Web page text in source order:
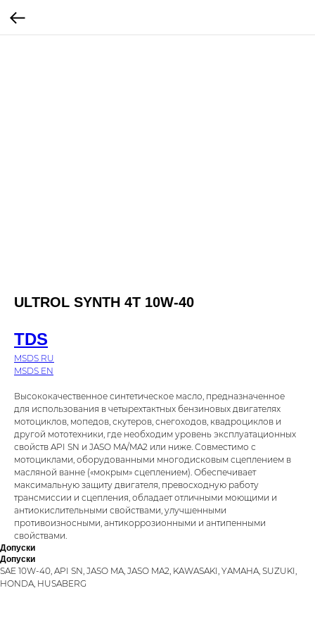
ULTROL SYNTH 4Т 10W-40
TDS
MSDS RU
MSDS EN
Высококачественное синтетическое масло, предназначенное
для использования в четырехтактных бензиновых двигателях
мотоциклов, мопедов, скутеров, снегоходов, квадроциклов и
другой мототехники, где необходим уровень эксплуатационных
свойств API SN и JASO MA/MA2 или ниже. Совместимо с
мотоциклами, оборудованными многодисковым сцеплением в
масляной ванне («мокрым» сцеплением). Обеспечивает
максимальную защиту двигателя, превосходную работу
трансмиссии и сцепления, обладает отличными моющими и
антиокислительными свойствами, улучшенными
противоизносными, антикоррозионными и антипенными
свойствами.
Допуски
Допуски
SAE 10W-40, API SN, JASO MA, JASO MA2, KAWASAKI, YAMAHA, SUZUKI,
HONDA, HUSABERG